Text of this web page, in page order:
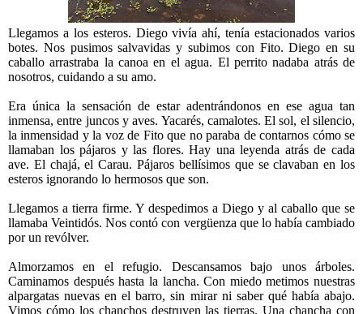
Llegamos a los esteros. Diego vivía ahí, tenía estacionados varios
botes. Nos pusimos salvavidas y subimos con Fito. Diego en su
caballo arrastraba la canoa en el agua. El perrito nadaba atrás de
nosotros, cuidando a su amo.
Era única la sensación de estar adentrándonos en ese agua tan
inmensa, entre juncos y aves. Yacarés, camalotes. El sol, el silencio,
la inmensidad y la voz de Fito que no paraba de contarnos cómo se
llamaban los pájaros y las flores. Hay una leyenda atrás de cada
ave. El chajá, el Carau. Pájaros bellísimos que se clavaban en los
esteros ignorando lo hermosos que son.
Llegamos a tierra firme. Y despedimos a Diego y al caballo que se
llamaba Veintidós. Nos contó con vergüenza que lo había cambiado
por un revólver.
Almorzamos en el refugio. Descansamos bajo unos árboles.
Caminamos después hasta la lancha. Con miedo metimos nuestras
alpargatas nuevas en el barro, sin mirar ni saber qué había abajo.
Vimos cómo los chanchos destruyen las tierras. Una chancha con